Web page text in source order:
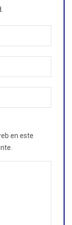
en este